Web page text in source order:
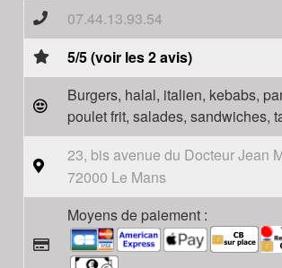
07.44.13.93.54
5/5 (voir les 2 avis)
Burgers, halal, italien, kebabs,
poulet frit, salades, sandwiches,
23, bis avenue du Docteur Jean
72000 Le Mans
Moyens de paiement :